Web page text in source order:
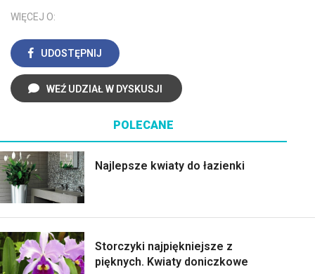
WIĘCEJ O:
UDOSTĘPNIJ
WEŹ UDZIAŁ W DYSKUSJI
POLECANE
Najlepsze kwiaty do łazienki
Storczyki najpiękniejsze z
pięknych. Kwiaty doniczkowe